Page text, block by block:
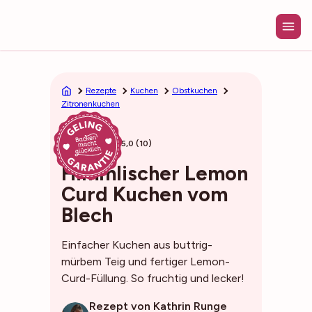
Rezepte Kuchen
Obstkuchen
Zitronenkuchen
45min 5,0 (10)
Himmlischer Lemon
Curd Kuchen vom
Blech
Einfacher Kuchen aus buttrig-
mürbem Teig und fertiger Lemon-
Curd-Füllung. So fruchtig und lecker!
Rezept von Kathrin Runge